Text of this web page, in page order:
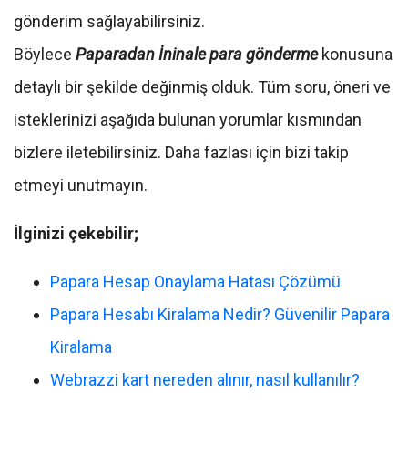
gönderim sağlayabilirsiniz.
Böylece Paparadan İninale para göndermekonusuna
detaylı bir şekilde değinmiş olduk. Tüm soru, öneri ve
isteklerinizi aşağıda bulunan yorumlar kısmından
bizlere iletebilirsiniz. Daha fazlası için bizi takip
etmeyi unutmayın.
İlginizi çekebilir;
Papara Hesap Onaylama Hatası Çözümü
Papara Hesabı Kiralama Nedir? Güvenilir Papara
Kiralama
Webrazzi kart nereden alınır, nasıl kullanılır?